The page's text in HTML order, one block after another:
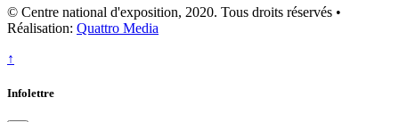
© Centre national d'exposition, 2020. Tous droits réservés •
Réalisation: Quattro Media
↑
Infolettre